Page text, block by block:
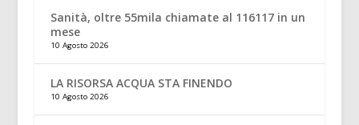
Sanità, oltre 55mila chiamate al 116117 in un
mese
10 Agosto 2026
LA RISORSA ACQUA STA FINENDO
10 Agosto 2026